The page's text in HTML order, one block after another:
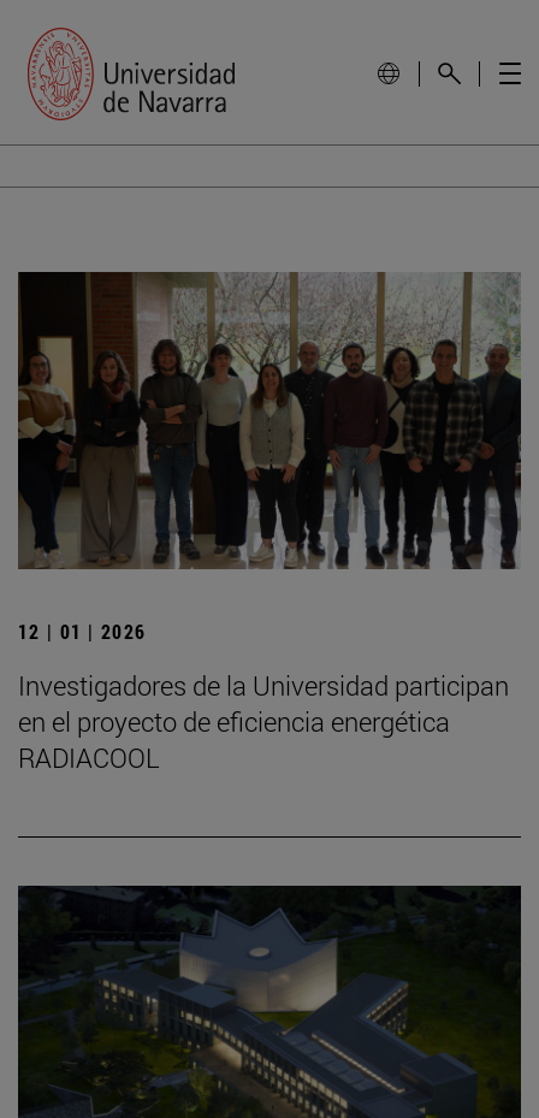
12 | 01 | 2026
Investigadores de la Universidad participan
en el proyecto de eficiencia energética
RADIACOOL